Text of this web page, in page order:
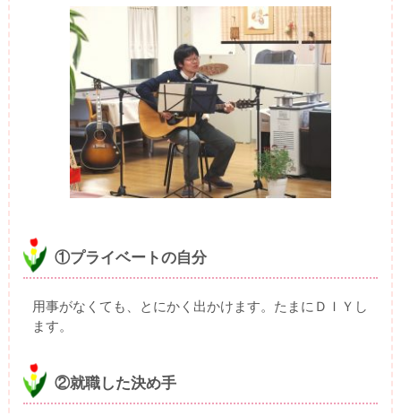
①プライベートの自分
用事がなくても、とにかく出かけます。たまにＤＩＹし
ます。
②就職した決め手